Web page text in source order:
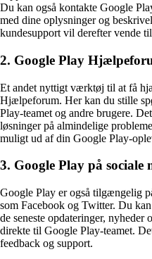
Du kan også kontakte Google
med dine oplysninger og
kundesupport vil derefter vende
2. Google Play
Et andet nyttigt værktøj til at få
Hjælpeforum. Her kan du stille
Play-teamet og andre brugere.
løsninger på almindelige
muligt ud af din Google Play-
3. Google Play på sociale
Google Play er også tilgængelig
som Facebook og Twitter. Du
de seneste opdateringer,
direkte til Google Play-teamet.
feedback og support.